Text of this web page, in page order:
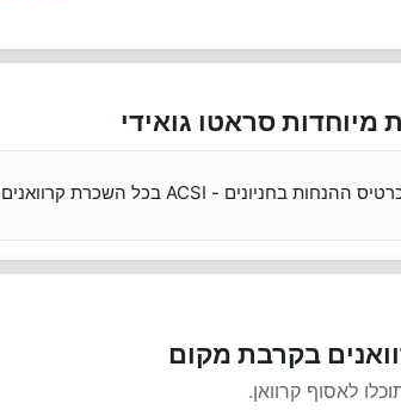
מיוחדות סראטו גואידי
בקרבת מקום
לאסוף קרוואן.